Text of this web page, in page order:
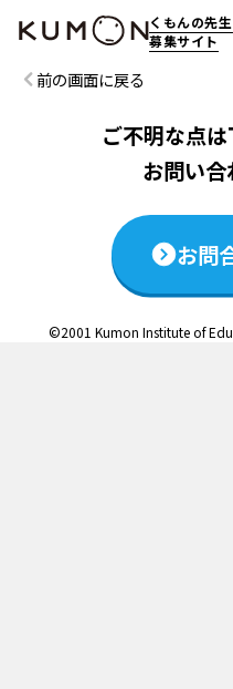
くもんの先生
募集サイト
この説明会
前の画面に戻る
ご不明な点
お問い
お問
©2001 Kumon Institute of